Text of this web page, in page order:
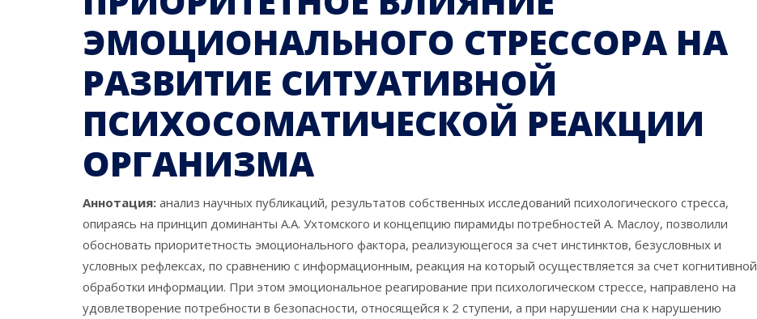
ЭМОЦИОНАЛЬНОГО СТРЕССОРА НА
РАЗВИТИЕ СИТУАТИВНОЙ
ПСИХОСОМАТИЧЕСКОЙ РЕАКЦИИ
ОРГАНИЗМА
Аннотация: анализ научных публикаций, результатов собственных исследований психологического стресса,
опираясь на принцип доминанты А.А. Ухтомского и концепцию пирамиды потребностей А. Маслоу, позволили
обосновать приоритетность эмоционального фактора, реализующегося за счет инстинктов, безусловных и
условных рефлексах, по сравнению с информационным, реакция на который осуществляется за счет когнитивной
обработки информации. При этом эмоциональное реагирование при психологическом стрессе, направлено на
удовлетворение потребности в безопасности, относящейся к 2 ступени, а при нарушении сна к нарушению